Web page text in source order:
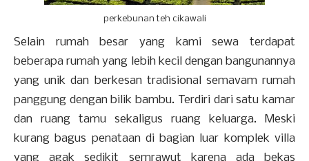
perkebunan teh cikawali
Selain rumah besar yang kami sewa terdapat
beberapa rumah yang lebih kecil dengan bangunannya
yang unik dan berkesan tradisional semavam rumah
panggung dengan bilik bambu. Terdiri dari satu kamar
dan ruang tamu sekaligus ruang keluarga. Meski
kurang bagus penataan di bagian luar komplek villa
yang agak sedikit semrawut karena ada bekas